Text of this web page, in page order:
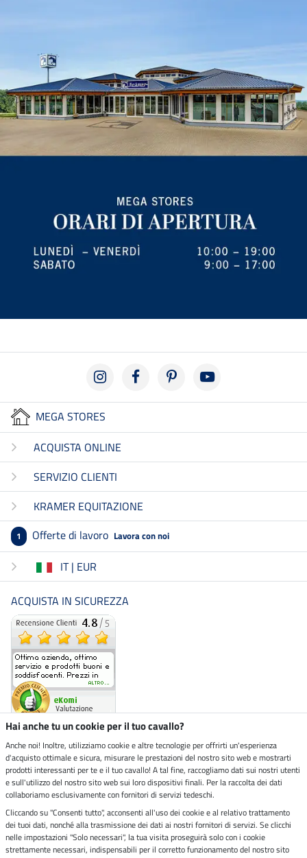
MEGA STORES
ACQUISTA ONLINE
SERVIZIO CLIENTI
KRAMER EQUITAZIONE
1 Offerte di lavoro Lavora con noi
IT | EUR
ACQUISTA IN SICUREZZA
Negozio ecosostenibile
Spedizioni tramite
Paga in sicurezza con
Hai anche tu un cookie per il tuo cavallo?
Anche noi! Inoltre, utilizziamo cookie e altre tecnologie per offrirti un'esperienza
d'acquisto ottimale e sicura, misurare le prestazioni del nostro sito web e mostrarti
prodotti interessanti per te e il tuo cavallo! A tal fine, raccogliamo dati sui nostri utenti
e sull'utilizzo del nostro sito web sui loro dispositivi finali. Per la raccolta dei dati
collaboriamo esclusivamente con fornitori di servizi tedeschi.
Cliccando su "Consenti tutto", acconsenti all'uso dei cookie e al relativo trattamento
dei tuoi dati, nonché alla trasmissione dei dati ai nostri fornitori di servizi. Se clicchi
nelle impostazioni "Solo necessari", la tua visita proseguirà solo con i cookie
strettamente necessari, indispensabili per il corretto funzionamento del nostro sito